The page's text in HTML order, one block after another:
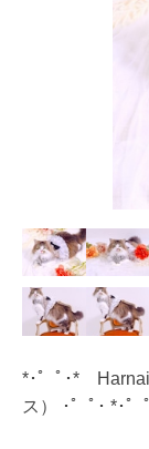
*･゜ﾟ･*
ス） ･゜ﾟ･ *･゜